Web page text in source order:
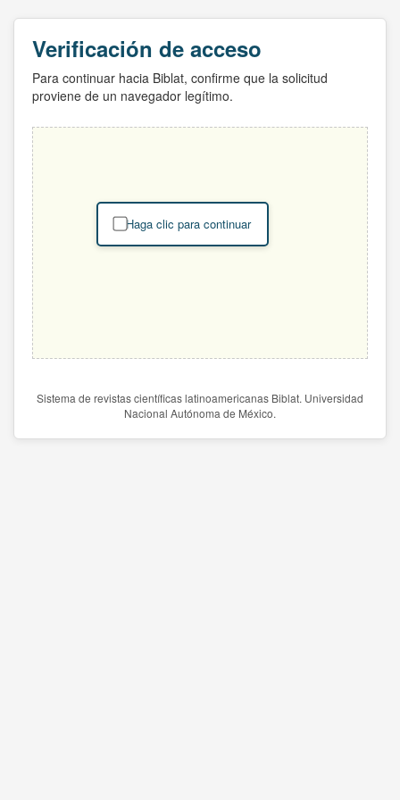
Verificación de acceso
Para continuar hacia Biblat, confirme que la solicitud
proviene de un navegador legítimo.
Haga clic para continuar
Sistema de revistas científicas latinoamericanas Biblat. Universidad
Nacional Autónoma de México.